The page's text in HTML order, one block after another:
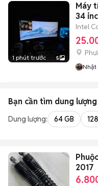
1 phút trước 5
Máy
34
Intel
Nhật
Bạn cần tìm dung lượng
Dung lượng: 64 GB
2017